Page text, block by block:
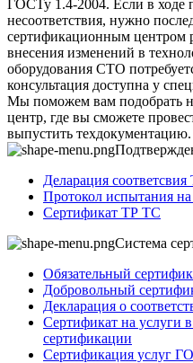
ГОСТу 1.4-2004. Если в ходе
несоответствия, нужно
сертификационным центром
внесения изменений в
оборудования СТО
консультация доступна у
Мы поможем вам подобрать
центр, где вы сможете
выпустить техдокументацию.
Деларация
Протокол испытания
Сертификат ТР ТС
Система
Обязательный
Добровольный
Декларация о
Сертификат на услуги
сертификации
Сертификация услуг